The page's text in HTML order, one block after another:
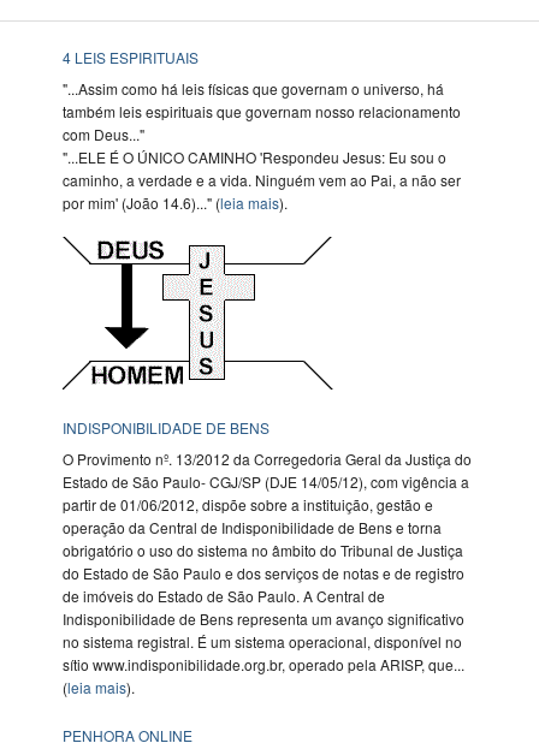
4 LEIS ESPIRITUAIS
"...Assim como há leis físicas que governam o universo, há
também leis espirituais que governam nosso relacionamento
com Deus..."
"...ELE É O ÚNICO CAMINHO 'Respondeu Jesus: Eu sou o
caminho, a verdade e a vida. Ninguém vem ao Pai, a não ser
por mim' (João 14.6)..." (leia mais).
INDISPONIBILIDADE DE BENS
O Provimento nº. 13/2012 da Corregedoria Geral da Justiça do
Estado de São Paulo- CGJ/SP (DJE 14/05/12), com vigência a
partir de 01/06/2012, dispõe sobre a instituição, gestão e
operação da Central de Indisponibilidade de Bens e torna
obrigatório o uso do sistema no âmbito do Tribunal de Justiça
do Estado de São Paulo e dos serviços de notas e de registro
de imóveis do Estado de São Paulo. A Central de
Indisponibilidade de Bens representa um avanço significativo
no sistema registral. É um sistema operacional, disponível no
sítio www.indisponibilidade.org.br, operado pela ARISP, que...
(leia mais).
PENHORA ONLINE